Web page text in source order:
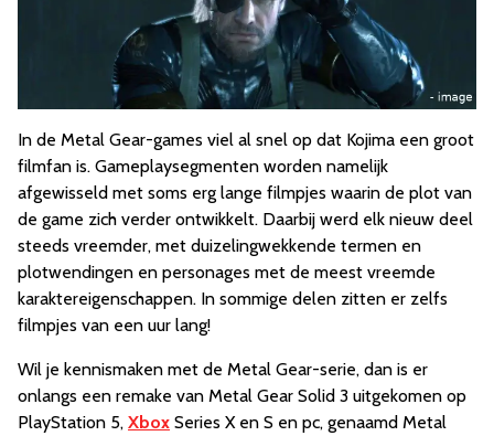
In de Metal Gear-games viel al snel op dat Kojima een groot
filmfan is. Gameplaysegmenten worden namelijk
afgewisseld met soms erg lange filmpjes waarin de plot van
de game zich verder ontwikkelt. Daarbij werd elk nieuw deel
steeds vreemder, met duizelingwekkende termen en
plotwendingen en personages met de meest vreemde
karaktereigenschappen. In sommige delen zitten er zelfs
filmpjes van een uur lang!
Wil je kennismaken met de Metal Gear-serie, dan is er
onlangs een remake van Metal Gear Solid 3 uitgekomen op
PlayStation 5, Xbox Series X en S en pc, genaamd Metal